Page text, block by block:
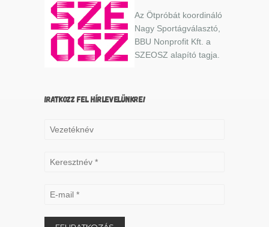
Az Ötpróbát koordináló
Nagy Sportágválasztó,
BBU Nonprofit Kft. a
SZEOSZ alapító tagja.
IRATKOZZ FEL HÍRLEVELÜNKRE!